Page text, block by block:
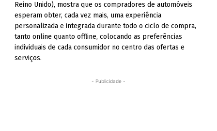
Reino Unido), mostra que os compradores de automóveis
esperam obter, cada vez mais, uma experiência
personalizada e integrada durante todo o ciclo de compra,
tanto online quanto offline, colocando as preferências
individuais de cada consumidor no centro das ofertas e
serviços.
- Publicidade -